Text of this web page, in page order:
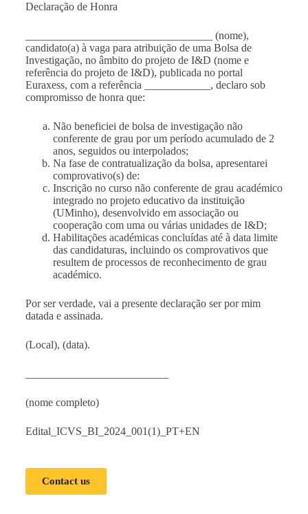
Declaração de Honra
__________________________________ (nome),
candidato(a) à vaga para atribuição de uma Bolsa de
Investigação, no âmbito do projeto de I&D (nome e
referência do projeto de I&D), publicada no portal
Euraxess, com a referência ____________, declaro sob
compromisso de honra que:
Não beneficiei de bolsa de investigação não
conferente de grau por um período acumulado de 2
anos, seguidos ou interpolados;
Na fase de contratualização da bolsa, apresentarei
comprovativo(s) de:
Inscrição no curso não conferente de grau académico
integrado no projeto educativo da instituição
(UMinho), desenvolvido em associação ou
cooperação com uma ou várias unidades de I&D;
Habilitações académicas concluídas até à data limite
das candidaturas, incluindo os comprovativos que
resultem de processos de reconhecimento de grau
académico.
Por ser verdade, vai a presente declaração ser por mim
datada e assinada.
(Local), (data).
(nome completo)
Edital_ICVS_BI_2024_001(1)_PT+EN
Contact us